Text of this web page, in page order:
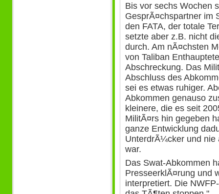
Bis vor sechs Wochen
GesprÃ¤chspartner im
den FATA, der totale
setzte aber z.B. nicht
durch. Am nÃ¤chsten
von Taliban
Abschreckung. Das
Abschluss des
sei es etwas ruhiger.
Abkommen genauso
kleinere, die es seit
MilitÃ¤rs hin gegeben
ganze Entwicklung
UnterdrÃ¼cker und
war.
Das Swat-Abkommen
PresseerklÃ¤rung und
interpretiert. Die